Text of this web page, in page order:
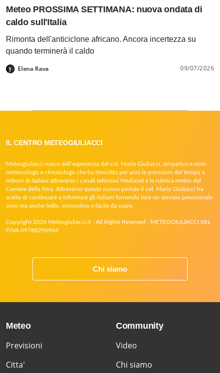
Meteo PROSSIMA SETTIMANA: nuova ondata di
caldo sull'Italia
Rimonta dell'anticiclone africano. Ancora incertezza su
quando terminerà il caldo
Elena Rava 09/07/2026
IL CENTRO METEOGIULIACCI
Meteogiuliacci nasce dall’esperienza del col. Mario Giuliacci, simpatico e noto
meteorologo e climatologo che ha descritto per anni le previsioni del tempo a
milioni di italiani attraverso i canali televisivi Mediaset e la rubrica meteo del
Corriere della Sera. Attraverso questo nuovo portale il col. Mario Giuliacci ha
scelto di continuare a informare gli italiani fornendo loro un servizio previsionale
serio ma anche bello, innovativo e facile da usare.
Copyright 2026 Meteogiuliacci.it - All Rights Reserved - METEOGIULIACCI SRL
P.IVA 09788290964
Chi siamo
Meteo
Previsioni
Citta'
Community
Video
Chi siamo